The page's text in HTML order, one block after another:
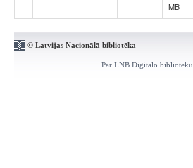
MB
© Latvijas Nacionālā bibliotēka
Par LNB Digitālo bibliotēku